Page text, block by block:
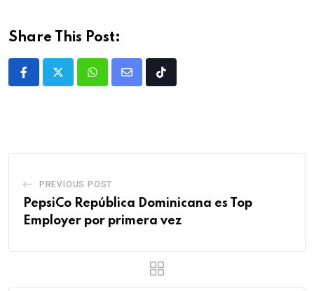
Share This Post:
PREVIOUS POST
PepsiCo República Dominicana es Top
Employer por primera vez